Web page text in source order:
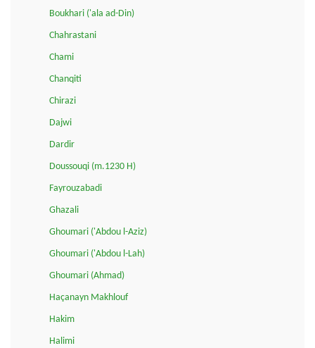
Boukhari ('ala ad-Din)
Chahrastani
Chami
Chanqiti
Chirazi
Dajwi
Dardir
Doussouqi (m.1230 H)
Fayrouzabadi
Ghazali
Ghoumari ('Abdou l-Aziz)
Ghoumari ('Abdou l-Lah)
Ghoumari (Ahmad)
Haçanayn Makhlouf
Hakim
Halimi